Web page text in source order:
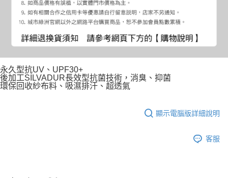
永久型抗UV、UPF30+
後加工SILVADUR長效型抗菌技術，消臭、抑菌
環保回收紗布料、吸濕排汗、超透氣
顯示電腦版詳細說明
客服